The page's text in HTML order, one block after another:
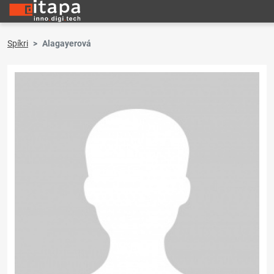
Spíkri Alagayerová